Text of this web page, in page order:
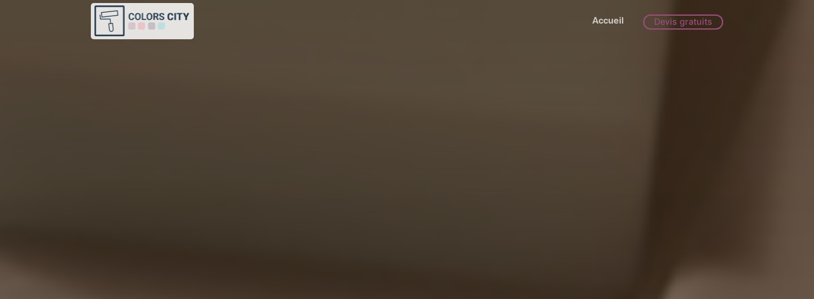
Accueil Devis gratuits